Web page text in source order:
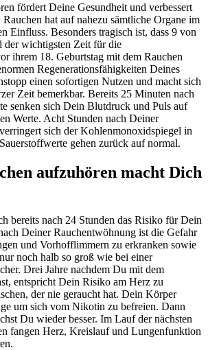
fördert Deine Gesundheit und verbessert
hat auf nahezu sämtliche Organe im
Einfluss. Besonders tragisch ist, dass 9 von
der wichtigsten Zeit für die
ihrem 18. Geburtstag mit dem Rauchen
Regenerationsfähigkeiten Deines
einen sofortigen Nutzen und macht sich
Zeit bemerkbar. Bereits 25 Minuten nach
senken sich Dein Blutdruck und Puls auf
Werte. Acht Stunden nach Deiner
sich der Kohlenmonoxidspiegel in
gehen zurück auf normal.
aufzuhören macht Dich
bereits nach 24 Stunden das Risiko für Dein
Deiner Rauchentwöhnung ist die Gefahr
und Vorhofflimmern zu erkranken sowie
noch halb so groß wie bei einer
Drei Jahre nachdem Du mit dem
entspricht Dein Risiko am Herz zu
der nie geraucht hat. Dein Körper
um sich vom Nikotin zu befreien. Dann
Du wieder besser. Im Lauf der nächsten
fangen Herz, Kreislauf und Lungenfunktion